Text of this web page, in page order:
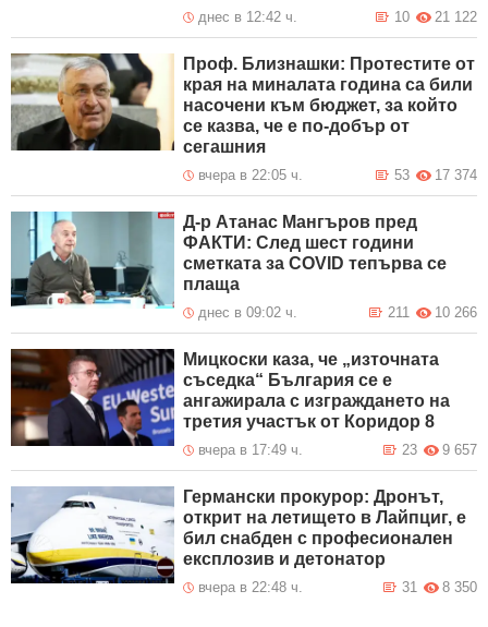
днес в 12:42 ч. 21 122
10
Проф. Близнашки: Протестите от
края на миналата година са били
насочени към бюджет, за който
се казва, че е по-добър от
сегашния
вчера в 22:05 ч. 17 374
53
Д-р Атанас Мангъров пред
ФАКТИ: След шест години
сметката за COVID тепърва се
плаща
днес в 09:02 ч. 10 266
211
Мицкоски каза, че „източната
съседка“ България се е
ангажирала с изграждането на
третия участък от Коридор 8
вчера в 17:49 ч. 9 657
23
Германски прокурор: Дронът,
открит на летището в Лайпциг, е
бил снабден с професионален
експлозив и детонатор
вчера в 22:48 ч. 8 350
31